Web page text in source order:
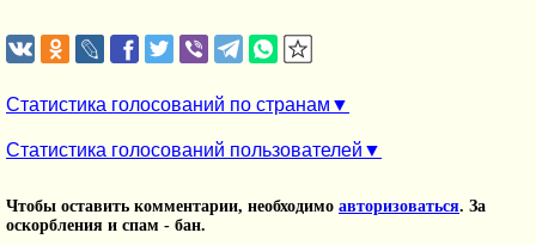
Статистика голосований по странам
Статистика голосований пользователей
Чтобы оставить комментарии, необходимо авторизоваться. За
оскорбления и спам - бан.